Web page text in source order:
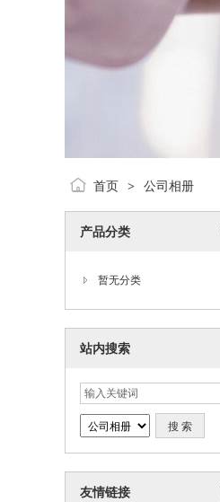
首页 > 公司相册
产品分类
暂无分类
站内搜索
友情链接